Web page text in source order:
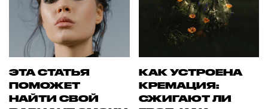
ЭТА СТАТЬЯ
ПОМОЖЕТ
НАЙТИ СВОЙ
КАК УСТРОЕНА
КРЕМАЦИЯ:
СЖИГАЮТ ЛИ